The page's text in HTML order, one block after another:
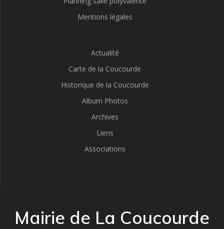
Mentions légales
Actualité
Carte de la Coucourde
Historique de la Coucourde
Album Photos
Archives
Liens
Associations
Mairie de La Coucourde